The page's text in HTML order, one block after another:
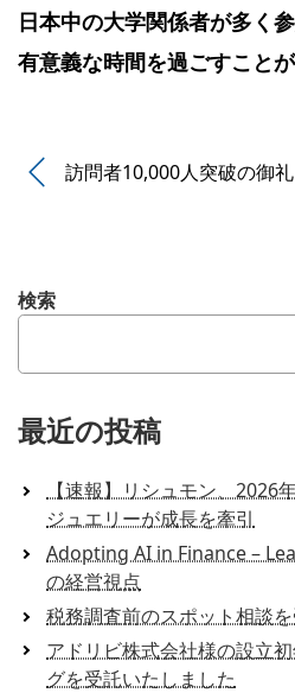
日本中の大学関係者が多く
有意義な時間を過ごすことが
訪問者10,000人突破の御礼
検索
最近の投稿
【速報】リシュモン、2026
ジュエリーが成長を牽引
Adopting AI in Finance –
の経営視点
税務調査前のスポット相談
アドリビ株式会社様の設立
グを受託いたしました